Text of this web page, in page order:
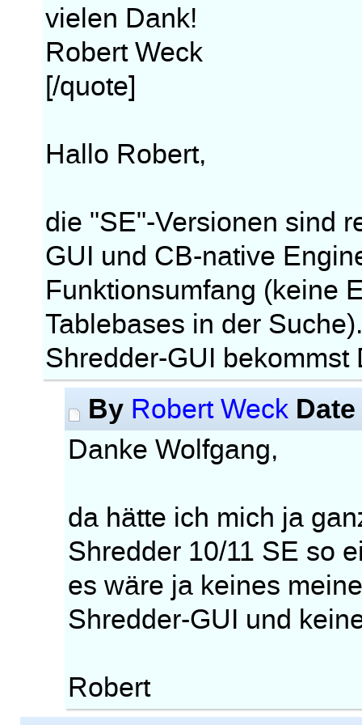
vielen Dank!
Robert Weck
[/quote]
Hallo Robert,
die "SE"-Versionen sind
GUI und CB-native
Funktionsumfang (keine
Tablebases in der
Shredder-GUI
By Robert Weck Date
Danke Wolfgang,
da hätte ich mich ja
Shredder 10/11 SE so
es wäre ja keines
Shredder-GUI und
Robert